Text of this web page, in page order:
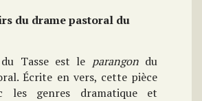
du drame pastoral du
Tasse est le parangondu
Écrite en vers, cette pièce
les genres dramatique et